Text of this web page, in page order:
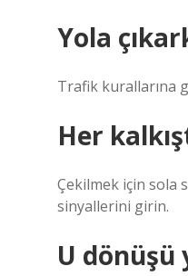
Yola
Trafik kurallarına
Her
Çekilmek için sola
sinyallerini girin.
U